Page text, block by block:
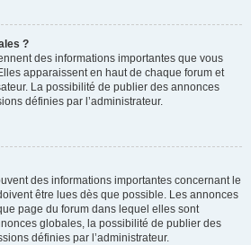
?
des informations importantes que vous
apparaissent en haut de chaque forum et
La possibilité de publier des annonces
définies par l’administrateur.
des informations importantes concernant le
être lues dès que possible. Les annonces
page du forum dans lequel elles sont
globales, la possibilité de publier des
définies par l’administrateur.